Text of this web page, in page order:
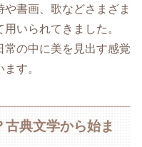
書画、歌などさまざま
いられてきました。
常の中に美を見出す感覚
す。
古典文学から始ま